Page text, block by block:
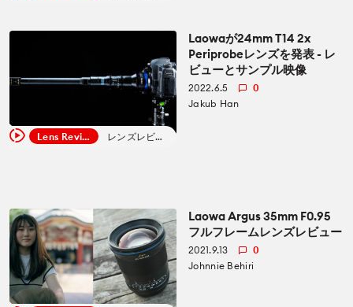
Lens Review レンズレビュー
Laowaが24mm T14 2x
Periprobeレンズを発表 - レ
ビューとサンプル映像
2022.6.5
0
Jakub Han
Laowa Argus 35mm F0.95
フルフレームレンズレビュー
2021.9.13
0
Johnnie Behiri